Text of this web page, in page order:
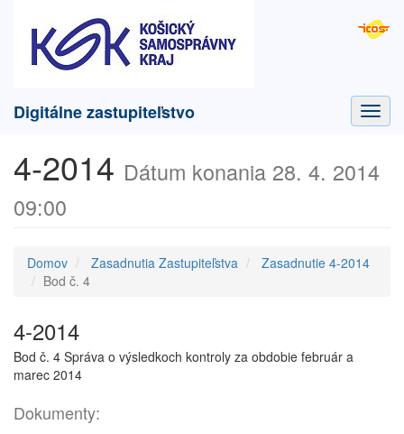
Digitálne zastupiteľstvo
4-2014 Dátum konania 28. 4. 2014
09:00
Domov Zasadnutia Zastupiteľstva
Zasadnutie 4-2014
Bod č. 4
4-2014
Bod č. 4 Správa o výsledkoch kontroly za obdobie február a
marec 2014
Dokumenty: